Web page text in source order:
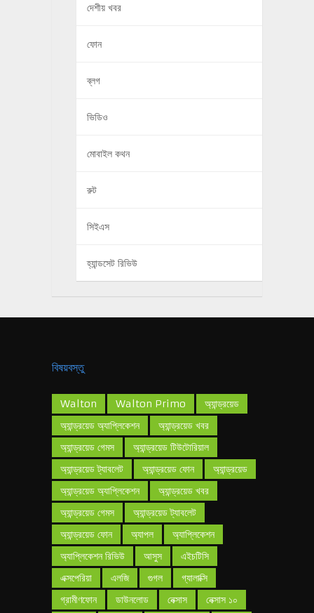
দেশীয় খবর
ফোন
ব্লগ
ভিডিও
মোবাইল কথন
রুট
সিইএস
হ্যান্ডসেট রিভিউ
বিষয়বস্তু
Walton Walton Primo
অ্যান্ড্রয়েড
অ্যান্ড্রয়েড অ্যাপ্লিকেশন
অ্যান্ড্রয়েড খবর
অ্যান্ড্রয়েড গেমস
অ্যান্ড্রয়েড টিউটোরিয়াল
অ্যান্ড্রয়েড ট্যাবলেট
অ্যান্ড্রয়েড ফোন
অ্যান্ড্রয়েড
অ্যান্ড্রয়েড অ্যাপ্লিকেশন
অ্যান্ড্রয়েড খবর
অ্যান্ড্রয়েড গেমস
অ্যান্ড্রয়েড ট্যাবলেট
অ্যান্ড্রয়েড ফোন
অ্যাপল
অ্যাপ্লিকেশন
অ্যাপ্লিকেশন রিভিউ
আসুস
এইচটিসি
এক্সপেরিয়া
এলজি গুগল
গ্যালাক্সি
গ্রামীণফোন
ডাউনলোড নেক্সাস নেক্সাস ১০